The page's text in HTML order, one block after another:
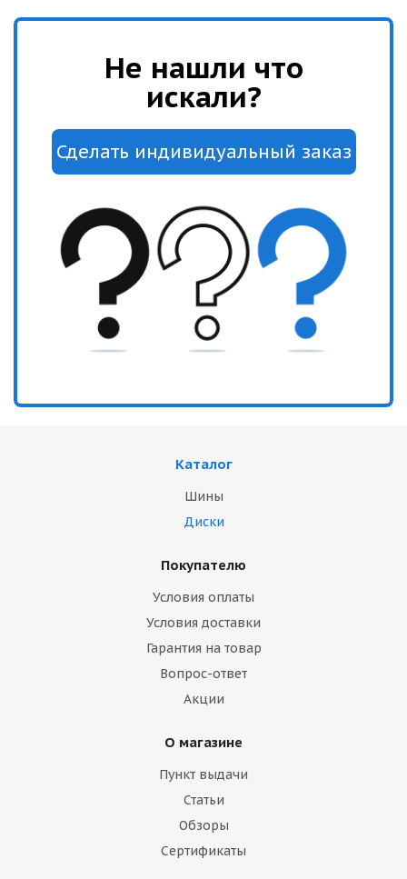
Не нашли что
искали?
Каталог
Шины
Диски
Покупателю
Условия оплаты
Условия доставки
Гарантия на товар
Вопрос-ответ
Акции
О магазине
Пункт выдачи
Статьи
Обзоры
Сертификаты